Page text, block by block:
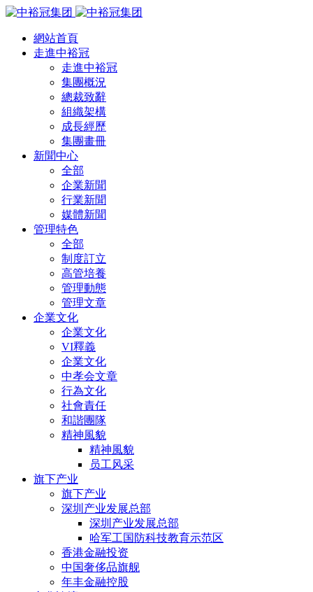
網站首頁
走進中裕冠
走進中裕冠
集團概況
總裁致辭
組織架構
成長經歷
集團畫冊
新聞中心
全部
企業新聞
行業新聞
媒體新聞
管理特色
全部
制度訂立
高管培養
管理動態
管理文章
企業文化
企業文化
VI釋義
企業文化
中孝会文章
行為文化
社會責任
和諧團隊
精神風貌
精神風貌
员工风采
旗下产业
旗下产业
深圳产业发展总部
深圳产业发展总部
哈军工国防科技教育示范区
香港金融投资
中国奢侈品旗舰
年丰金融控股